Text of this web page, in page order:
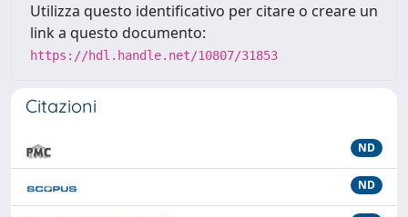
Utilizza questo identificativo per citare o creare un
link a questo documento:
https://hdl.handle.net/10807/31853
Citazioni
ND
ND